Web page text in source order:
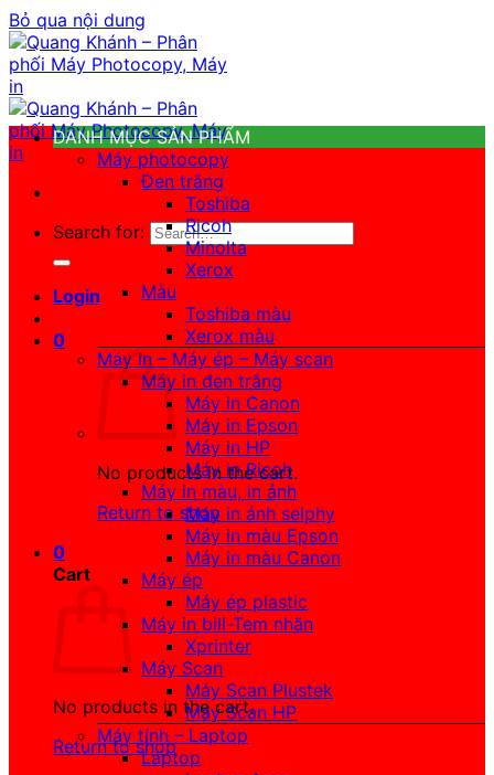
Bỏ qua nội dung
Search for:
Login
0
No products in the cart.
Return to shop
0
Cart
No products in the cart.
Return to shop
DANH MỤC SẢN PHẨM
Máy photocopy
Đen trắng
Toshiba
Ricoh
Minolta
Xerox
Màu
Toshiba màu
Xerox màu
Máy in – Máy ép – Máy scan
Máy in đen trắng
Máy in Canon
Máy in Epson
Máy in HP
Máy in Ricoh
Máy in màu, in ảnh
Máy in ảnh selphy
Máy in màu Epson
Máy in màu Canon
Máy ép
Máy ép plastic
Máy in bill-Tem nhãn
Xprinter
Máy Scan
Máy Scan Plustek
Máy Scan HP
Máy tính – Laptop
Laptop